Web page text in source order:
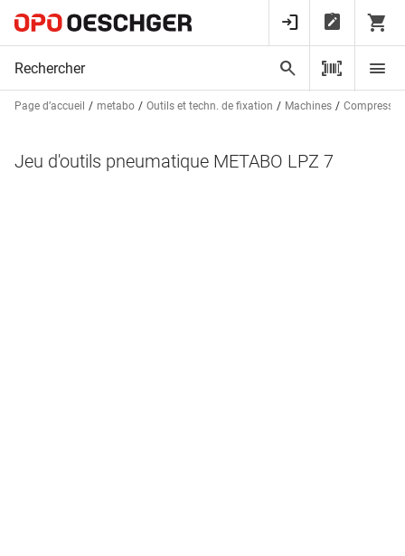
Page d’accueil metabo Outils et techn. de fixation Machines
Jeu d'outils pneumatique METABO LPZ 7